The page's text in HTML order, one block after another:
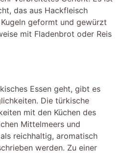
das aus Hackfleisch
geformt und gewürzt
mit Fladenbrot oder Reis
Essen geht, gibt es
Die türkische
mit den Küchen des
Mittelmeers und
reichhaltig, aromatisch
werden. Zu einer